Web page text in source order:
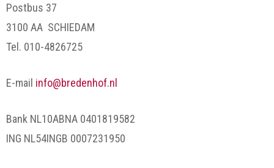
Postbus 37
3100 AA SCHIEDAM
Tel. 010-4826725
E-mail info@bredenhof.nl
Bank NL10ABNA 0401819582
ING NL54INGB 0007231950